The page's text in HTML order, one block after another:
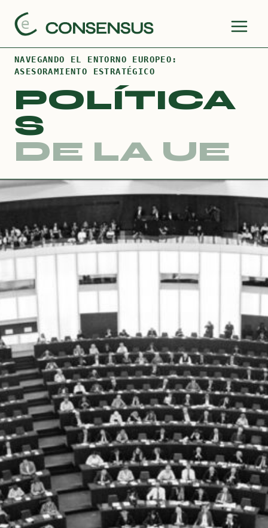
contenido
NAVEGANDO EL ENTORNO EUROPEO:
ASESORAMIENTO ESTRATÉGICO
POLÍTICA
S
DE LA UE